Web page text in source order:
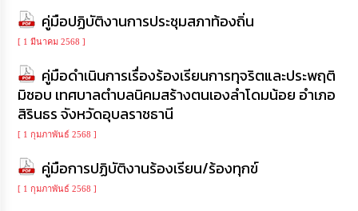
กิจการ
สภา
กิจการ
สภา
ท้อง
ถิ่น
ของ
เรา
คู่มือปฏิบัติงานการประชุมสภาท้องถิ่น
[ 1 มีนาคม 2568 ]
คู่มือดำเนินการเรื่องร้องเรียนการทุจริตและประพฤติ
มิชอบ เทศบาลตำบลนิคมสร้างตนเองลำโดมน้อย อำเภอ
สิรินธร จังหวัดอุบลราชธานี
[ 1 กุมภาพันธ์ 2568 ]
คู่มือการปฏิบัติงานร้องเรียน/ร้องทุกข์
[ 1 กุมภาพันธ์ 2568 ]